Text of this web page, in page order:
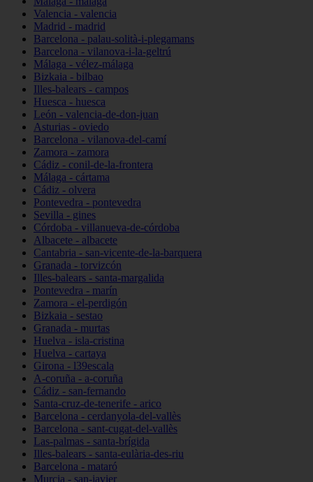
Valencia - valencia
Madrid - madrid
Barcelona - palau-solità-i-plegamans
Barcelona - vilanova-i-la-geltrú
Málaga - vélez-málaga
Bizkaia - bilbao
Illes-balears - campos
Huesca - huesca
León - valencia-de-don-juan
Asturias - oviedo
Barcelona - vilanova-del-camí
Zamora - zamora
Cádiz - conil-de-la-frontera
Málaga - cártama
Cádiz - olvera
Pontevedra - pontevedra
Sevilla - gines
Córdoba - villanueva-de-córdoba
Albacete - albacete
Cantabria - san-vicente-de-la-barquera
Granada - torvizcón
Illes-balears - santa-margalida
Pontevedra - marín
Zamora - el-perdigón
Bizkaia - sestao
Granada - murtas
Huelva - isla-cristina
Huelva - cartaya
Girona - l39escala
A-coruña - a-coruña
Cádiz - san-fernando
Santa-cruz-de-tenerife - arico
Barcelona - cerdanyola-del-vallès
Barcelona - sant-cugat-del-vallès
Las-palmas - santa-brígida
Illes-balears - santa-eulària-des-riu
Barcelona - mataró
Murcia - san-javier